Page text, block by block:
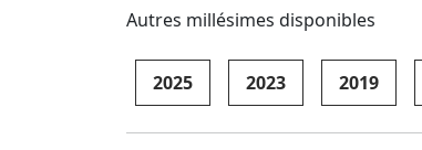
Autres millésimes disponibles
2025 2023 2019